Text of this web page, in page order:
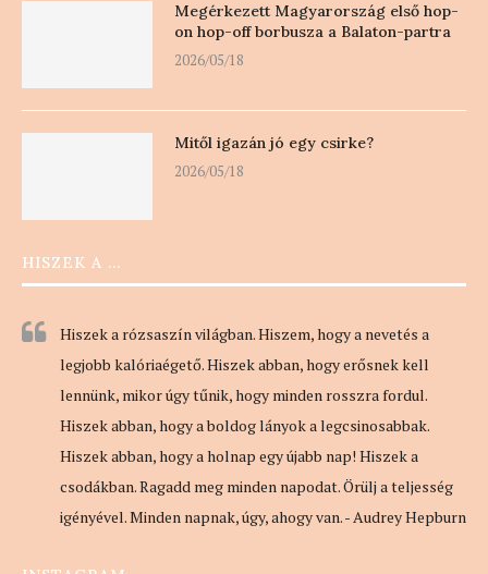
Megérkezett Magyarország első hop-
on hop-off borbusza a Balaton-partra
2026/05/18
Mitől igazán jó egy csirke?
2026/05/18
HISZEK A …
Hiszek a rózsaszín világban. Hiszem, hogy a nevetés a
legjobb kalóriaégető. Hiszek abban, hogy erősnek kell
lennünk, mikor úgy tűnik, hogy minden rosszra fordul.
Hiszek abban, hogy a boldog lányok a legcsinosabbak.
Hiszek abban, hogy a holnap egy újabb nap! Hiszek a
csodákban. Ragadd meg minden napodat. Örülj a teljesség
igényével. Minden napnak, úgy, ahogy van. - Audrey Hepburn